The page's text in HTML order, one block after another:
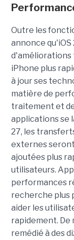
Outre les
annonce
d'améliorations
iPhone plus
à jour ses
matière de
traitement et
applications se
27, les
externes
ajoutées plus
utilisateurs.
performances
recherche plus
aider les
rapidement. De
remédié à des